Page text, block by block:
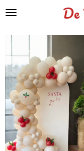
Ga
hoofdinhoud